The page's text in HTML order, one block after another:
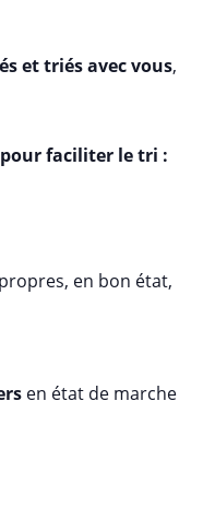
et triés avec vous,
pour faciliter le tri :
propres, en bon état,
en état de marche